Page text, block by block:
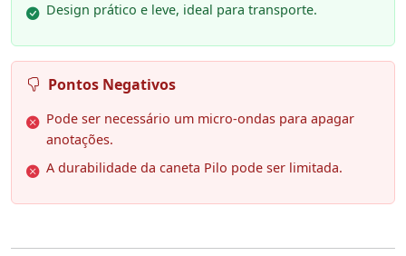
Design prático e leve, ideal para transporte.
Pontos Negativos
Pode ser necessário um micro-ondas para apagar
anotações.
A durabilidade da caneta Pilo pode ser limitada.